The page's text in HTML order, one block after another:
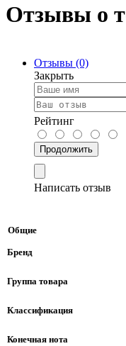
Отзывы о
Отзывы (0)
Закрыть
Рейтинг
Продолжить
Написать отзыв
Общие
Бренд
Группа товара
Классификация
Конечная нота